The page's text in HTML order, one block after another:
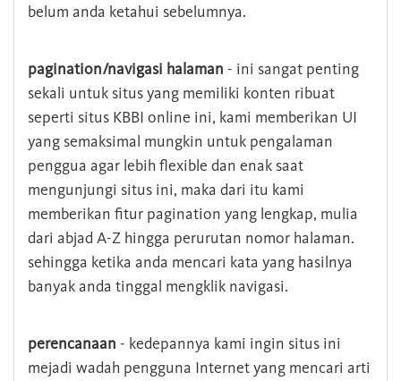
belum anda ketahui sebelumnya.
pagination/navigasi halaman - ini sangat penting
sekali untuk situs yang memiliki konten ribuat
seperti situs KBBI online ini, kami memberikan UI
yang semaksimal mungkin untuk pengalaman
penggua agar lebih flexible dan enak saat
mengunjungi situs ini, maka dari itu kami
memberikan fitur pagination yang lengkap, mulia
dari abjad A-Z hingga perurutan nomor halaman.
sehingga ketika anda mencari kata yang hasilnya
banyak anda tinggal mengklik navigasi.
perencanaan - kedepannya kami ingin situs ini
mejadi wadah pengguna Internet yang mencari arti